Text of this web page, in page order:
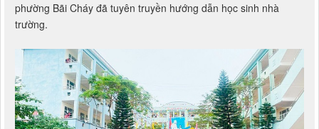
phường Bãi Cháy đã tuyên truyền hướng dẫn học sinh nhà
trường.